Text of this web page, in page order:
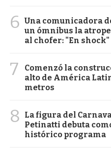
6 Una comunicadora
un ómnibus la
al chofer: "En shock"
7
Comenzó la
alto de América
metros
8
La figura del
Petinatti debuta
histórico programa